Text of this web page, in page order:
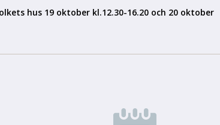
hus 19 oktober kl.12.30-16.20 och 20 oktober